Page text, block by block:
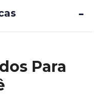
-
Para